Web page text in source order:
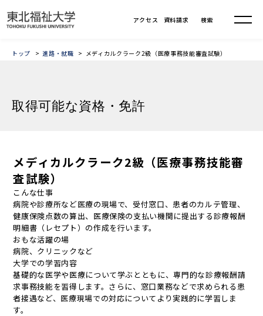
トップ 進路・就職 メディカルクラーク2級（医療事務技能審査試験）
取得可能な資格・免許
メディカルクラーク2級（医療事務技能審
査試験）
こんな仕事
病院や診療所など医療の現場で、受付窓口、患者のカルテ管理、
健康保険点数の算出、医療保険の支払い機関に提出する診療報酬
明細書（レセプト）の作成を行います。
おもな活躍の場
病院、クリニックなど
大学での学習内容
基礎的な医学や医療について学ぶとともに、専門的な診療報酬請
求事務技能を習得します。さらに、窓口業務などで求められる患
者接遇など、医療現場での対応についてより実践的に学習しま
す。